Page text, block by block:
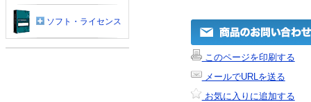
このページを印刷する
メールでURLを送る
お気に入りに追加する
ソフト・ライセンス